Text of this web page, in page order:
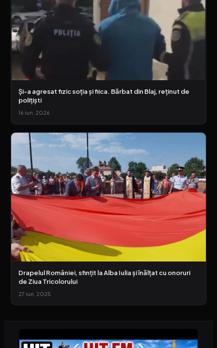
Și-a agresat fizic soția și fiica. Bărbat din Blaj, reținut de
polițiști
16 iun. 2026
Drapelul României, sfințit la Alba Iulia și înălțat cu onoruri
de Ziua Tricolorului
27 iun. 2025